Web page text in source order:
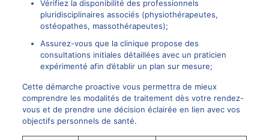
Vérifiez la disponibilité des professionnels
pluridisciplinaires associés (physiothérapeutes,
ostéopathes, massothérapeutes);
Assurez-vous que la clinique propose des
consultations initiales détaillées avec un praticien
expérimenté afin d’établir un plan sur mesure;
Cette démarche proactive vous permettra de mieux
comprendre les modalités de traitement dès votre rendez-
vous et de prendre une décision éclairée en lien avec vos
objectifs personnels de santé.